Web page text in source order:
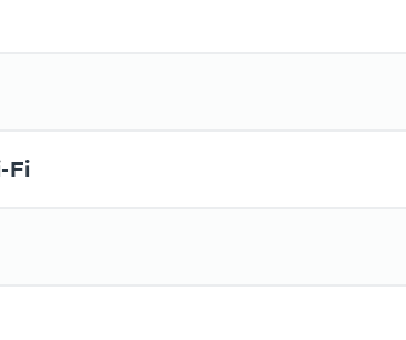
Fi